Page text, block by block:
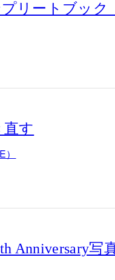
リートブック
す
Anniversary写